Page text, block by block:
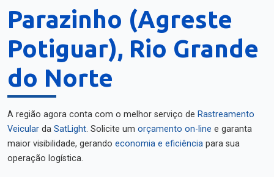
Parazinho (Agreste
Potiguar), Rio Grande
do Norte
A região agora conta com o melhor serviço de Rastreamento
Veicular da SatLight. Solicite um orçamento on-line e garanta
maior visibilidade, gerando economia e eficiência para sua
operação logística.